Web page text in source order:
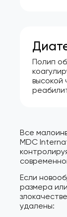
Полип
высокой
Все
MDC
Если
размера
удалены: